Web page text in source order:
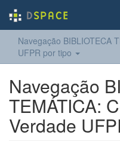
Navegação BIBLIOTECA
UFPR por tipo
Navegação
TEMÁTICA:
Verdade